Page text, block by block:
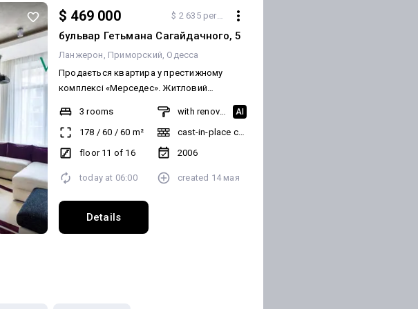
$ 469 000 $ 2 635 per m²
бульвар Гетьмана Сагайдачного, 5
Ланжерон Приморский Одесса
Продається квартира у престижному
комплексі «Мерседес». Житловий
Шевченка, на Лідерсовському бульварі,
лише за крок від моря, траси Здоров’я та
парку Шевченка. За плануванням:
гостьовий санвузол, кухня-вітальня з
3 rooms
178 /60 /60 m²
floor 11 of 16
with renovation
AI
cast-in-place concrete frame building
2006
today at 06:00 created 14 мая
Details